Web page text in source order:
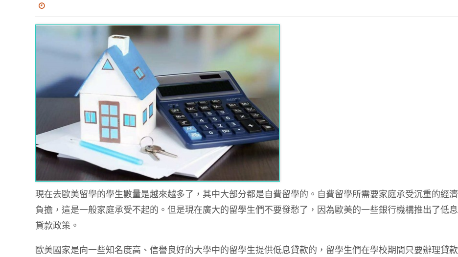
現在去歐美留學的學生數量是越來越多了，其中大部分都是自費留學的。自費留學所需要家庭承受沉重的經濟
負擔，這是一般家庭承受不起的。但是現在廣大的留學生們不要發愁了，因為歐美的一些銀行機構推出了低息
貸款政策。
歐美國家是向一些知名度高、信譽良好的大學中的留學生提供低息貸款的，留學生們在學校期間只要辦理貸款